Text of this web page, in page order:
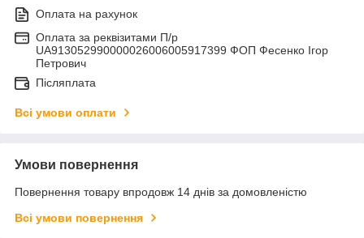
Оплата на рахунок
Оплата за реквізитами П/р
UA913052990000026006005917399 ФОП Фесенко Ігор
Петрович
Післяплата
Всі умови оплати
Умови повернення
Повернення товару впродовж 14 днів за домовленістю
Всі умови повернення